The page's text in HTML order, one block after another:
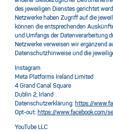
des jeweiligen Dienstes gerichtet
Netzwerke haben Zugriff auf die
können die entsprechenden
und Umfangs der Datenverarbeitung
Netzwerke verweisen wir ergänzend
Datenschutzhinweise und die
Instagram
Meta Platforms Ireland Limited
4 Grand Canal Square
Dublin 2, Irland
Datenschutzerklärung: https://
Opt-out: https://www.facebook.com/
YouTube LLC